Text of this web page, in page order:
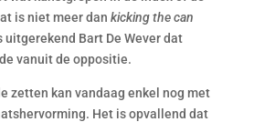
is niet meer dan kicking the can
uitgerekend Bart De Wever dat
vanuit de oppositie.
zetten kan vandaag enkel nog met
Het is opvallend dat